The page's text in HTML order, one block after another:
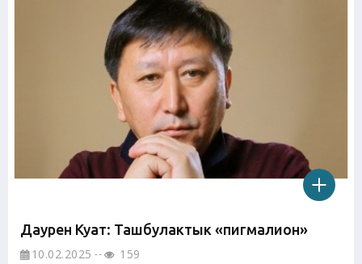
Даурен Куат: Ташбулактык «пигмалион»
10.02.2025 159